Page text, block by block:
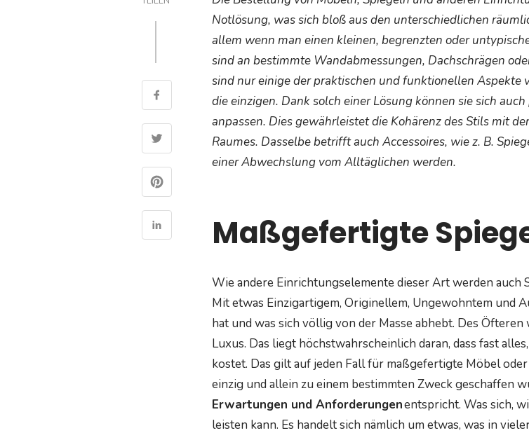
Notlösung, was sich bloß aus den unterschiedlichen
allem wenn man einen kleinen, begrenzten oder
sind an bestimmte Wandabmessungen, Dachschrägen
sind nur einige der praktischen und funktionellen
die einzigen. Dank solch einer Lösung können sie sich
anpassen. Dies gewährleistet die Kohärenz des Stils mit
Raumes. Dasselbe betrifft auch Accessoires, wie z. B.
einer Abwechslung vom Alltäglichen werden.
Maßgefertigte
Wie andere Einrichtungselemente dieser Art werden auch
Mit etwas Einzigartigem, Originellem, Ungewohntem und
hat und was sich völlig von der Masse abhebt. Des
Luxus. Das liegt höchstwahrscheinlich daran, dass fast
kostet. Das gilt auf jeden Fall für maßgefertigte Möbel
einzig und allein zu einem bestimmten Zweck geschaffen
Erwartungen und Anforderungenentspricht. Was sich,
leisten kann. Es handelt sich nämlich um etwas, was in